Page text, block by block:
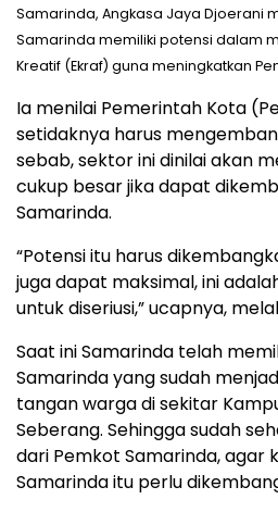
Samarinda, Angkasa Jaya Djoerani
Samarinda memiliki potensi dalam
Kreatif (Ekraf) guna meningkatkan
Ia menilai Pemerintah Kota
setidaknya harus
sebab, sektor ini dinilai akan
cukup besar jika dapat
Samarinda.
“Potensi itu harus
juga dapat maksimal, ini
untuk diseriusi,” ucapnya,
Saat ini Samarinda telah
Samarinda yang sudah
tangan warga di sekitar
Seberang. Sehingga sudah
dari Pemkot Samarinda, agar
Samarinda itu perlu